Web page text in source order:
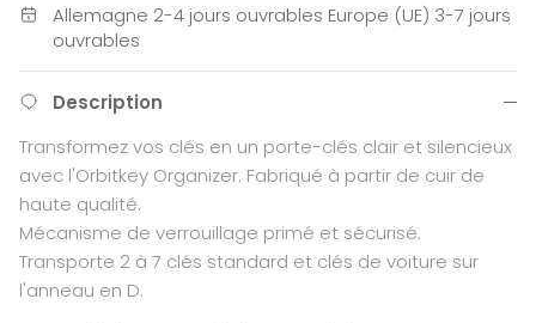
Allemagne 2-4 jours ouvrables Europe (UE) 3-7 jours
ouvrables
Description
Transformez vos clés en un porte-clés clair et silencieux
avec l'Orbitkey Organizer. Fabriqué à partir de cuir de
haute qualité.
Mécanisme de verrouillage primé et sécurisé.
Transporte 2 à 7 clés standard et clés de voiture sur
l'anneau en D.